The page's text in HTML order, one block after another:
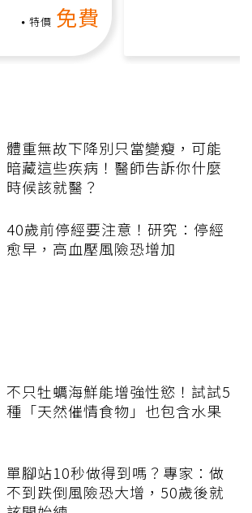
特價 免費
體重無故下降別只當變瘦，可能
暗藏這些疾病！醫師告訴你什麼
時候該就醫？
40歲前停經要注意！研究：停經
愈早，高血壓風險恐增加
不只牡蠣海鮮能增強性慾！試試5
種「天然催情食物」也包含水果
單腳站10秒做得到嗎？專家：做
不到跌倒風險恐大增，50歲後就